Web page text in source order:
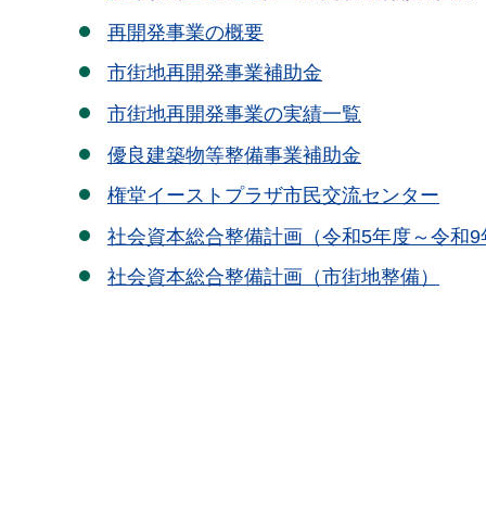
再開発事業の概要
市街地再開発事業補助金
市街地再開発事業の実績一覧
優良建築物等整備事業補助金
権堂イーストプラザ市民交流センター
社会資本総合整備計画（令和5年度～令和9
社会資本総合整備計画（市街地整備）